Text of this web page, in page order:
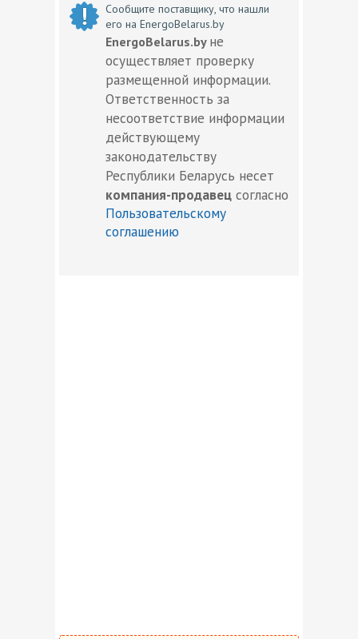
Сообщите поставщику, что нашли
его на EnergoBelarus.by
EnergoBelarus.by не
осуществляет проверку
размещенной информации.
Ответственность за
несоответствие информации
действующему
законодательству
Республики Беларусь несет
компания-продавец согласно
Пользовательскому
соглашению